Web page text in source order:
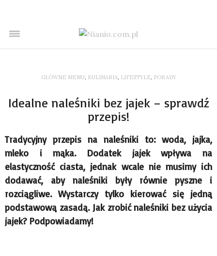
GŁÓWNE MENU, KULINARIA, LIFESTYLE, PORADY
Idealne naleśniki bez jajek – sprawdź
przepis!
Tradycyjny przepis na naleśniki to: woda, jajka,
mleko i mąka. Dodatek jajek wpływa na
elastyczność ciasta, jednak wcale nie musimy ich
dodawać, aby naleśniki były równie pyszne i
rozciągliwe. Wystarczy tylko kierować się jedną
podstawową zasadą. Jak zrobić naleśniki bez użycia
jajek? Podpowiadamy!